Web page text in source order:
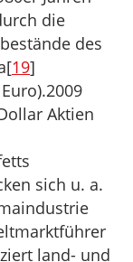
die
des
19]
Aktien
sich u. a.
land- und